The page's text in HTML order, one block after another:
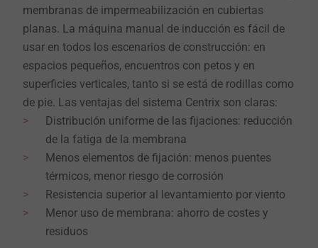
membranas de impermeabilización en cubiertas
planas. La máquina manual de inducción es fácil de
usar en todos los escenarios de construcción: en
espacios pequeños, encuentros con petos y en
superficies verticales, tanto si se está de rodillas como
de pie. Las ventajas del sistema Centrix son claras:
Distribución uniforme de las fijaciones: reducción
de la fatiga de la membrana
Menos elementos de fijación: menos puentes
térmicos, menor riesgo de corrosión
Resistencia superior al levantamiento por viento
Menor uso de membrana: ahorro de costes y
residuos